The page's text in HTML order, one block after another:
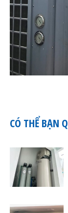
CÓ THỂ BẠN